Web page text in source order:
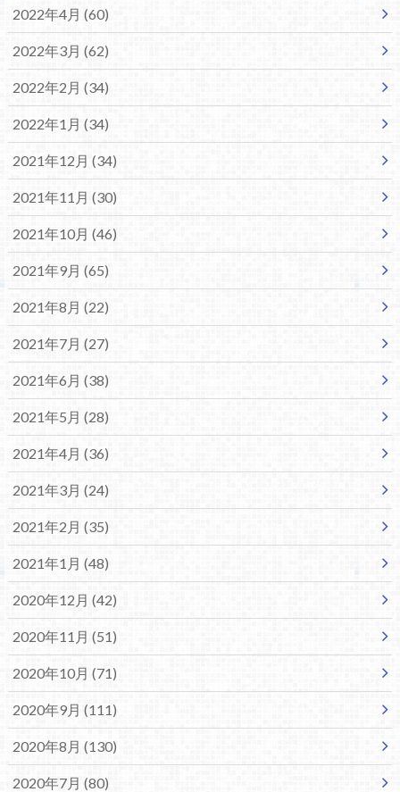
2022年4月 (60)
2022年3月 (62)
2022年2月 (34)
2022年1月 (34)
2021年12月 (34)
2021年11月 (30)
2021年10月 (46)
2021年9月 (65)
2021年8月 (22)
2021年7月 (27)
2021年6月 (38)
2021年5月 (28)
2021年4月 (36)
2021年3月 (24)
2021年2月 (35)
2021年1月 (48)
2020年12月 (42)
2020年11月 (51)
2020年10月 (71)
2020年9月 (111)
2020年8月 (130)
2020年7月 (80)